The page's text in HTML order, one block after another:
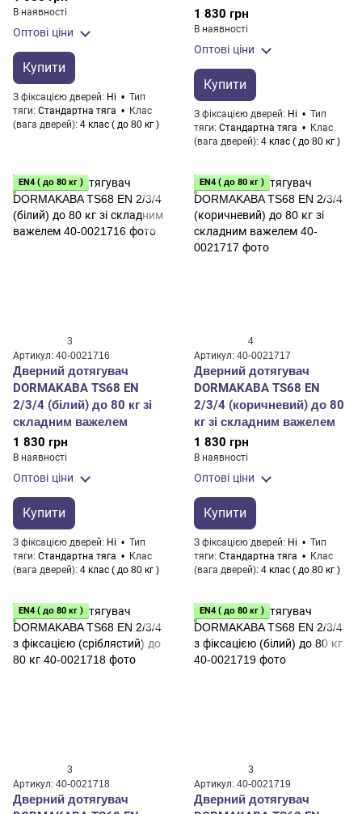
В наявності
Оптові ціни
Купити
З фіксацією дверей Ні
Тип
тяги Стандартна тяга
Клас
(вага дверей) 4 клас ( до 80 кг )
1 830 грн
В наявності
Оптові ціни
Купити
З фіксацією дверей Ні
Тип
тяги Стандартна тяга
Клас
(вага дверей) 4 клас ( до 80 кг )
EN4 ( до 80 кг )
3
Артикул: 40-0021716
Дверний дотягувач
DORMAKABA TS68 EN
2/3/4 (білий) до 80 кг зі
складним важелем
1 830 грн
В наявності
Оптові ціни
Купити
З фіксацією дверей Ні
Тип
тяги Стандартна тяга
Клас
(вага дверей) 4 клас ( до 80 кг )
EN4 ( до 80 кг )
4
Артикул: 40-0021717
Дверний дотягувач
DORMAKABA TS68 EN
2/3/4 (коричневий) до 80
кг зі складним важелем
1 830 грн
В наявності
Оптові ціни
Купити
З фіксацією дверей Ні
Тип
тяги Стандартна тяга
Клас
(вага дверей) 4 клас ( до 80 кг )
EN4 ( до 80 кг )
3
Артикул: 40-0021718
Дверний дотягувач
EN4 ( до 80 кг )
3
Артикул: 40-0021719
Дверний дотягувач